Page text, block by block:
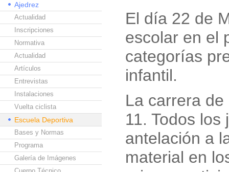
Ajedrez
Actualidad
Inscripciones
Normativa
Actualidad
Artículos
Entrevistas
Instalaciones
Vuelta ciclista
Escuela Deportiva
Bases y Normas
Programa
Galería de Imágenes
El día 22 de
escolar en el
categorías
infantil.
La carrera
11. Todos
antelación a
material en